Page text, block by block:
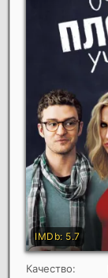
Качество: